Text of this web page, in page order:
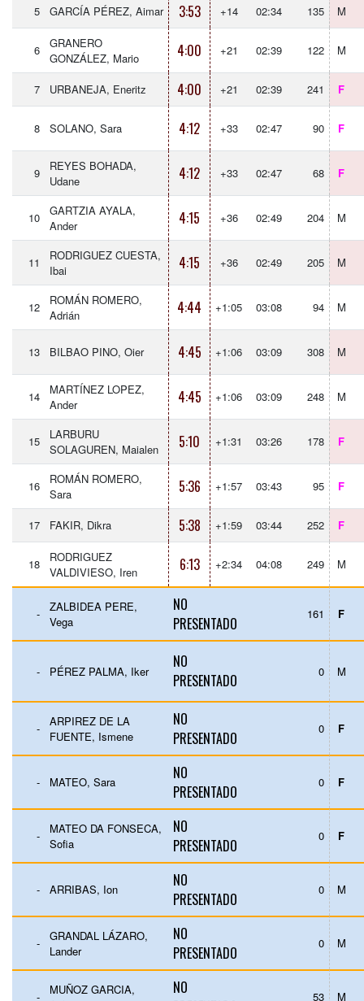
5 GARCÍA PÉREZ, Aimar 3:53 +14 02:34 135 M
6
GRANERO
GONZÁLEZ, Mario
4:00 +21 02:39 122 M
7 URBANEJA, Eneritz 4:00 +21 02:39 241 F
8 SOLANO, Sara 4:12 +33 02:47 90 F
9
REYES BOHADA,
Udane
4:12 +33 02:47 68 F
10
GARTZIA AYALA,
Ander
4:15 +36 02:49 204 M
11
RODRIGUEZ CUESTA,
Ibai
4:15 +36 02:49 205 M
12
ROMÁN ROMERO,
Adrián
4:44 +1:05 03:08 94 M
13 BILBAO PINO, Oier 4:45 +1:06 03:09 308 M
14
MARTÍNEZ LOPEZ,
Ander
4:45 +1:06 03:09 248 M
15
LARBURU
SOLAGUREN, Maialen
5:10 +1:31 03:26 178 F
16
ROMÁN ROMERO,
Sara
5:36 +1:57 03:43 95 F
17 FAKIR, Dikra 5:38 +1:59 03:44 252 F
18
RODRIGUEZ
VALDIVIESO, Iren
6:13 +2:34 04:08 249 M
-
ZALBIDEA PERE,
Vega
NO
PRESENTADO
161 F
- PÉREZ PALMA, Iker
NO
PRESENTADO
0 M
-
ARPIREZ DE LA
FUENTE, Ismene
NO
PRESENTADO
0 F
- MATEO, Sara
NO
PRESENTADO
0 F
-
MATEO DA FONSECA,
Sofia
NO
PRESENTADO
0 F
- ARRIBAS, Ion
NO
PRESENTADO
0 M
-
GRANDAL LÁZARO,
Lander
NO
PRESENTADO
0 M
-
MUÑOZ GARCIA,
NO
53 M